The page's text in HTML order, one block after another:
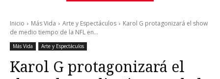
Inicio Más Vida Arte y Espectáculos
Karol G protagonizará el show
de medio tiempo de la NFL en...
Más Vida Arte y Espectáculos
Karol G protagonizará el